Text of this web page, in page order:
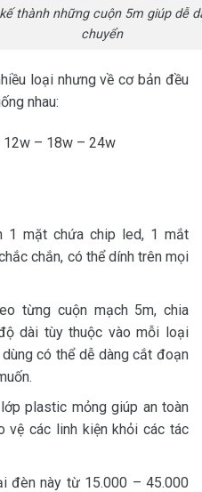
thành những cuộn 5m giúp dễ
chuyển
loại nhưng về cơ bản đều
nhau:
12w – 18w – 24w
1 mặt chứa chip led, 1 mắt
chắn, có thể dính trên mọi
từng cuộn mạch 5m, chia
dài tùy thuộc vào mỗi loại
có thể dễ dàng cắt đoạn
plastic mỏng giúp an toàn
vệ các linh kiện khỏi các tác
đèn này từ 15.000 – 45.000